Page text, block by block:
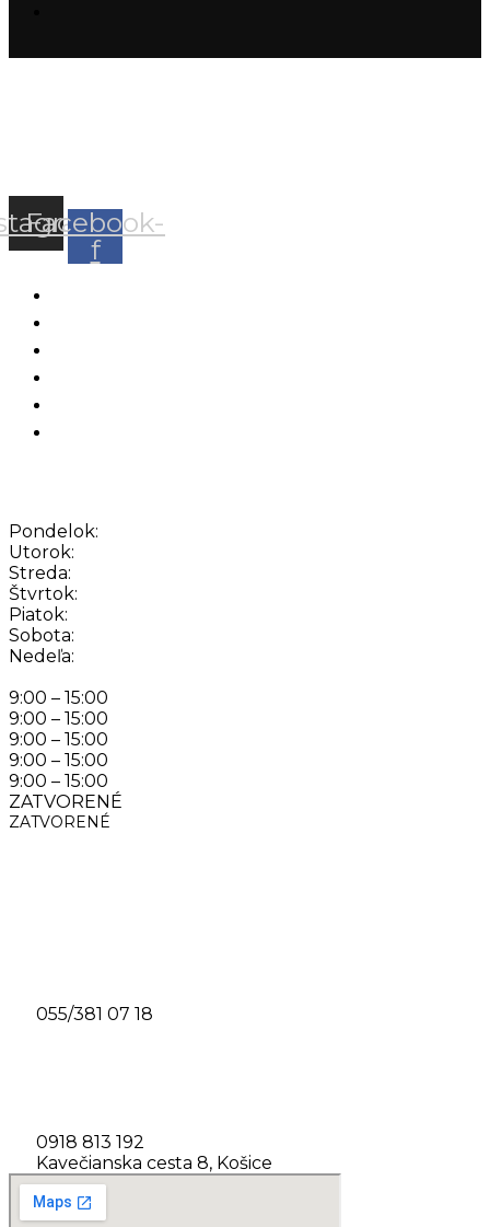
Facebook-
f
Pondelok:
Utorok:
Streda:
Štvrtok:
Piatok:
Sobota:
Nedeľa:
9:00 – 15:00
9:00 – 15:00
9:00 – 15:00
9:00 – 15:00
9:00 – 15:00
ZATVORENÉ
ZATVORENÉ
055/381 07 18
0918 813 192
Kavečianska cesta 8, Košice